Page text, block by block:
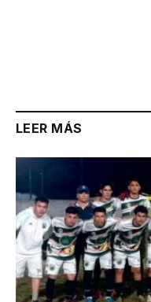
LEER MÁS